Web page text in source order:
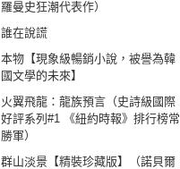
羅曼史狂潮代表作）
誰在說謊
本物【現象級暢銷小說，被譽為韓
國文學的未來】
火翼飛龍：龍族預言（史詩級國際
好評系列#1 《紐約時報》排行榜常
勝軍）
群山淡景【精裝珍藏版】（諾貝爾